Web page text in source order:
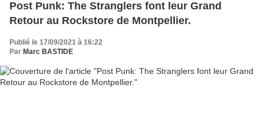
Post Punk: The Stranglers font leur Grand
Retour au Rockstore de Montpellier.
Publié le 17/09/2021 à 16:22
Par Marc BASTIDE